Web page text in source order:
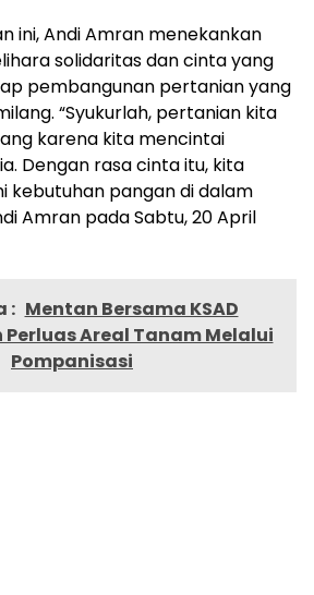
ini, Andi Amran menekankan
solidaritas dan cinta yang
pembangunan pertanian yang
“Syukurlah, pertanian kita
karena kita mencintai
Dengan rasa cinta itu, kita
kebutuhan pangan di dalam
Amran pada Sabtu, 20 April
: Mentan Bersama KSAD
Areal Tanam Melalui
Pompanisasi